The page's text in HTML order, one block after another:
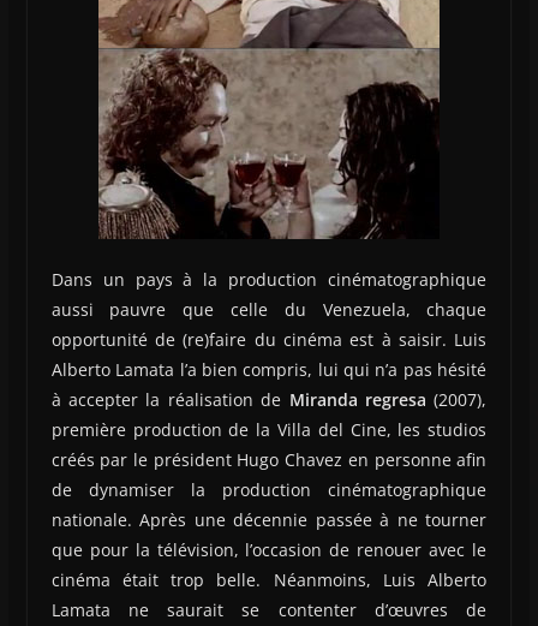
Dans un pays à la production cinématographique
aussi pauvre que celle du Venezuela, chaque
opportunité de (re)faire du cinéma est à saisir. Luis
Alberto Lamata l’a bien compris, lui qui n’a pas hésité
à accepter la réalisation de Miranda regresa (2007),
première production de la Villa del Cine, les studios
créés par le président Hugo Chavez en personne afin
de dynamiser la production cinématographique
nationale. Après une décennie passée à ne tourner
que pour la télévision, l’occasion de renouer avec le
cinéma était trop belle. Néanmoins, Luis Alberto
Lamata ne saurait se contenter d’œuvres de